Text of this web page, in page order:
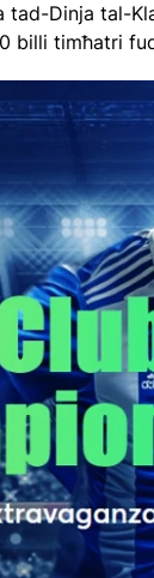
Dinja tal-
billi timħatri